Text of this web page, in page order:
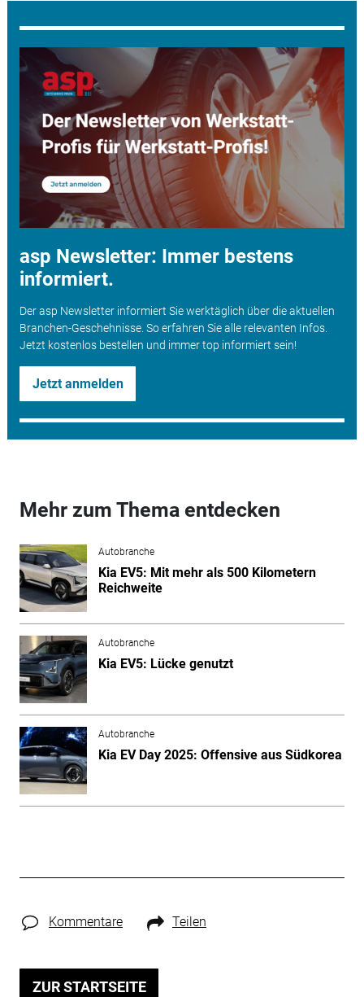
asp Newsletter: Immer bestens
informiert.
Der asp Newsletter informiert Sie werktäglich über die aktuellen
Branchen-Geschehnisse. So erfahren Sie alle relevanten Infos.
Jetzt kostenlos bestellen und immer top informiert sein!
Jetzt anmelden
Mehr zum Thema entdecken
Autobranche
Kia EV5: Mit mehr als 500 Kilometern
Reichweite
Autobranche
Kia EV5: Lücke genutzt
Autobranche
Kia EV Day 2025: Offensive aus Südkorea
Kommentare Teilen
ZUR STARTSEITE